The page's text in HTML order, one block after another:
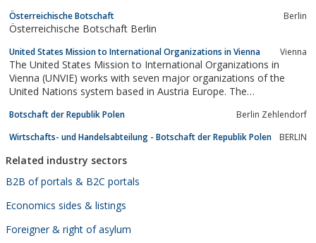
Österreichische Botschaft Berlin
Österreichische Botschaft Berlin
United States Mission to International Organizations in Vienna Vienna
The United States Mission to International Organizations in
Vienna (UNVIE) works with seven major organizations of the
United Nations system based in Austria Europe. The
Proliferation Treaty (NPT) prevents the spread of nuclear
weapons and promotes arms control. The United...
Botschaft der Republik Polen
Berlin Zehlendorf
Wirtschafts- und Handelsabteilung - Botschaft der Republik Polen
BERLIN
Related industry sectors
B2B of portals & B2C portals
Economics sides & listings
Foreigner & right of asylum